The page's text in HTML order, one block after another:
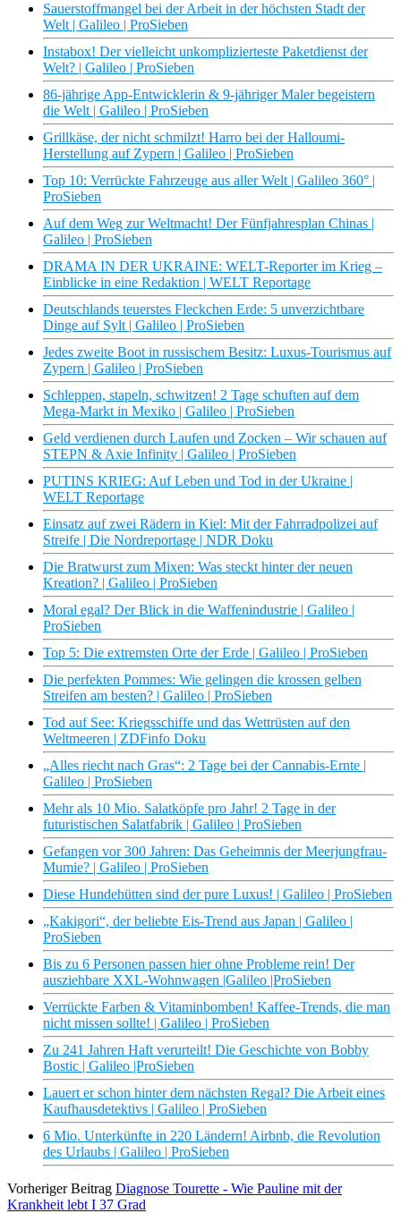
Sauerstoffmangel bei der Arbeit in der höchsten Stadt der
Welt | Galileo | ProSieben
Instabox! Der vielleicht unkomplizierteste Paketdienst der
Welt? | Galileo | ProSieben
86-jährige App-Entwicklerin & 9-jähriger Maler begeistern
die Welt | Galileo | ProSieben
Grillkäse, der nicht schmilzt! Harro bei der Halloumi-
Herstellung auf Zypern | Galileo | ProSieben
Top 10: Verrückte Fahrzeuge aus aller Welt | Galileo 360° |
ProSieben
Auf dem Weg zur Weltmacht! Der Fünfjahresplan Chinas |
Galileo | ProSieben
DRAMA IN DER UKRAINE: WELT-Reporter im Krieg –
Einblicke in eine Redaktion | WELT Reportage
Deutschlands teuerstes Fleckchen Erde: 5 unverzichtbare
Dinge auf Sylt | Galileo | ProSieben
Jedes zweite Boot in russischem Besitz: Luxus-Tourismus auf
Zypern | Galileo | ProSieben
Schleppen, stapeln, schwitzen! 2 Tage schuften auf dem
Mega-Markt in Mexiko | Galileo | ProSieben
Geld verdienen durch Laufen und Zocken – Wir schauen auf
STEPN & Axie Infinity | Galileo | ProSieben
PUTINS KRIEG: Auf Leben und Tod in der Ukraine |
WELT Reportage
Einsatz auf zwei Rädern in Kiel: Mit der Fahrradpolizei auf
Streife | Die Nordreportage | NDR Doku
Die Bratwurst zum Mixen: Was steckt hinter der neuen
Kreation? | Galileo | ProSieben
Moral egal? Der Blick in die Waffenindustrie | Galileo |
ProSieben
Top 5: Die extremsten Orte der Erde | Galileo | ProSieben
Die perfekten Pommes: Wie gelingen die krossen gelben
Streifen am besten? | Galileo | ProSieben
Tod auf See: Kriegsschiffe und das Wettrüsten auf den
Weltmeeren | ZDFinfo Doku
„Alles riecht nach Gras“: 2 Tage bei der Cannabis-Ernte |
Galileo | ProSieben
Mehr als 10 Mio. Salatköpfe pro Jahr! 2 Tage in der
futuristischen Salatfabrik | Galileo | ProSieben
Gefangen vor 300 Jahren: Das Geheimnis der Meerjungfrau-
Mumie? | Galileo | ProSieben
Diese Hundehütten sind der pure Luxus! | Galileo | ProSieben
„Kakigori“, der beliebte Eis-Trend aus Japan | Galileo |
ProSieben
Bis zu 6 Personen passen hier ohne Probleme rein! Der
ausziehbare XXL-Wohnwagen |Galileo |ProSieben
Verrückte Farben & Vitaminbomben! Kaffee-Trends, die man
nicht missen sollte! | Galileo | ProSieben
Zu 241 Jahren Haft verurteilt! Die Geschichte von Bobby
Bostic | Galileo |ProSieben
Lauert er schon hinter dem nächsten Regal? Die Arbeit eines
Kaufhausdetektivs | Galileo | ProSieben
6 Mio. Unterkünfte in 220 Ländern! Airbnb, die Revolution
des Urlaubs | Galileo | ProSieben
Vorheriger Beitrag Diagnose Tourette - Wie Pauline mit der
Krankheit lebt I 37 Grad